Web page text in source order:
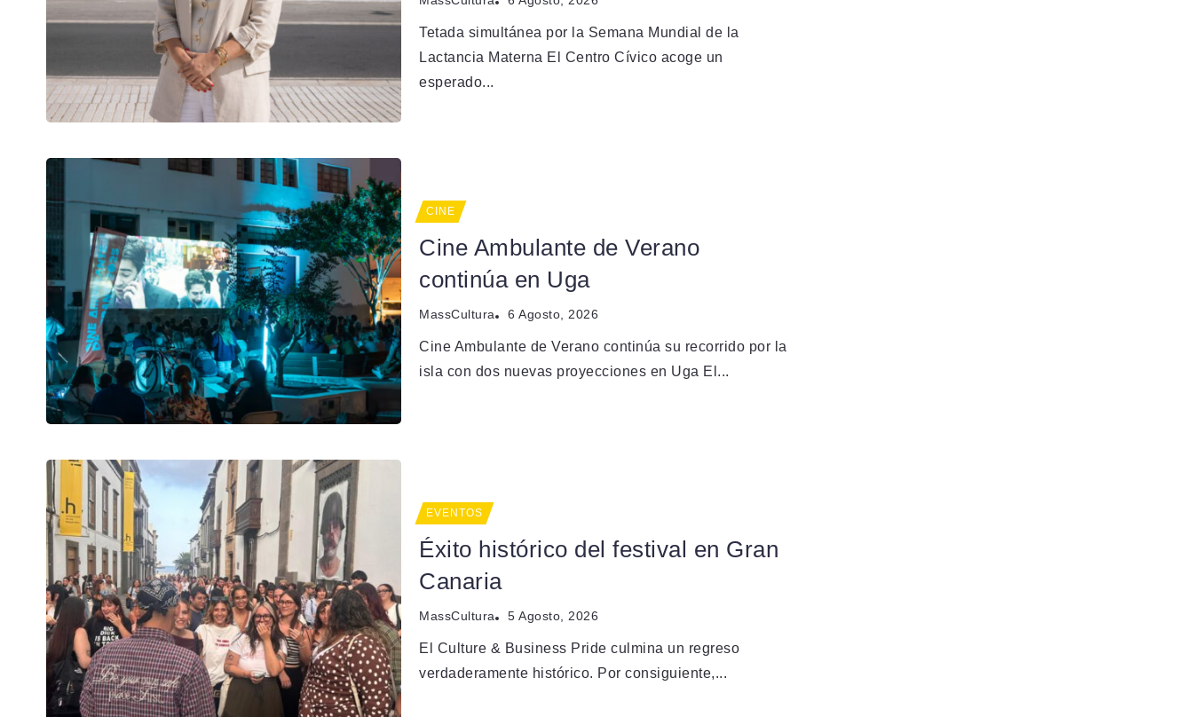
Tetada simultánea por la Semana Mundial de la
Lactancia Materna El Centro Cívico acoge un
esperado...
CINE
Cine Ambulante de Verano
continúa en Uga
MassCultura 6 Agosto, 2026
Cine Ambulante de Verano continúa su recorrido por la
isla con dos nuevas proyecciones en Uga El...
EVENTOS
Éxito histórico del festival en Gran
Canaria
MassCultura 5 Agosto, 2026
El Culture & Business Pride culmina un regreso
verdaderamente histórico. Por consiguiente,...